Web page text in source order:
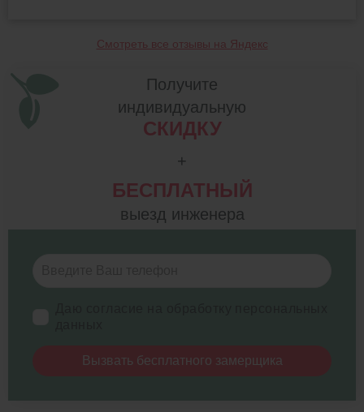
Смотреть все отзывы на Яндекс
Получите
индивидуальную
СКИДКУ
+
БЕСПЛАТНЫЙ
выезд инженера
Вызвать бесплатного замерщика